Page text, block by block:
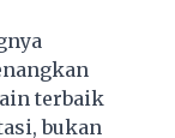
terbaik
bukan